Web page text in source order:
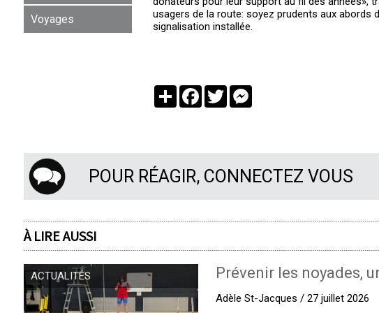
Voyages
usagers de la route: soyez prudents aux abords
signalisation installée.
PartagerFacebook
TwitterMessenger
POUR RÉAGIR, CONNECTEZ VOUS
À LIRE AUSSI
ACTUALITÉS Prévenir les noyades,
Adèle St-Jacques / 27 juillet 2026